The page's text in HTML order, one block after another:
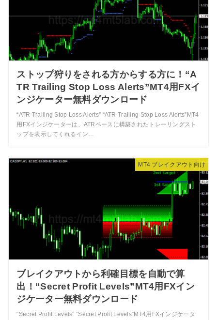
ストップ狩りをされる方からする方に！“A
TR Trailing Stop Loss Alerts”MT4用FXイ
ンジケーター無料ダウンロード
“ATR Trailing Stop Loss Alerts” “ATR Trailing Stop Loss Alerts”MT4
用FXインジケーターは、ATRベースに構築されたトレーリングスト
ップを表示してくれるイン…
MT4 ブレイクアウト向け
ブレイクアウトから利確目標を自動で算
出！“Secret Profit Levels”MT4用FXイン
ジケーター無料ダウンロード
“Secret Profit Levels” “Secret Profit Levels”MT4用FXインジケータ